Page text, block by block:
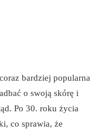
bardziej popularna
o swoją skórę i
Po 30. roku życia
co sprawia, że